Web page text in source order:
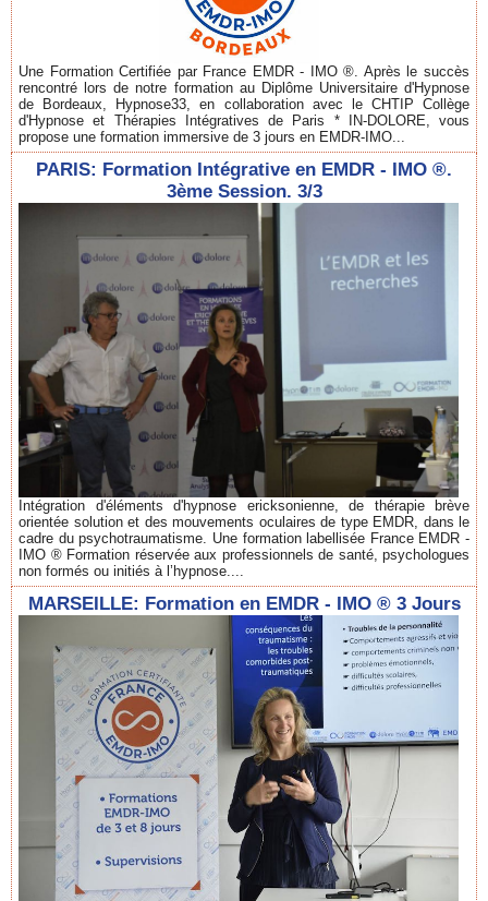
Une Formation Certifiée par France EMDR - IMO ®. Après le succès
rencontré lors de notre formation au Diplôme Universitaire d'Hypnose
de Bordeaux, Hypnose33, en collaboration avec le CHTIP Collège
d'Hypnose et Thérapies Intégratives de Paris * IN-DOLORE, vous
propose une formation immersive de 3 jours en EMDR-IMO...
PARIS: Formation Intégrative en EMDR - IMO ®.
3ème Session. 3/3
Intégration d'éléments d'hypnose ericksonienne, de thérapie brève
orientée solution et des mouvements oculaires de type EMDR, dans le
cadre du psychotraumatisme. Une formation labellisée France EMDR -
IMO ® Formation réservée aux professionnels de santé, psychologues
non formés ou initiés à l’hypnose....
MARSEILLE: Formation en EMDR - IMO ® 3 Jours